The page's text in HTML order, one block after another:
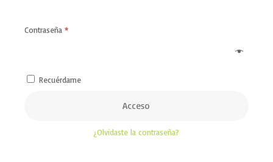
Contraseña *Obligatorio
Recuérdame
Acceso
¿Olvidaste la contraseña?